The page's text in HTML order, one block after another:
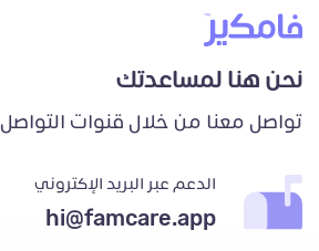
نحن هنا لمساعدتك
تواصل معنا من خلال قنوات التواصل
الدعم عبر البريد الإكتروني
hi@famcare.app